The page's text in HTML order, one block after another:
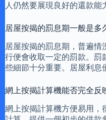
人仍然要展現良好的還款能
居屋按揭的罰息期一般是多
居屋按揭的罰息期，普遍
行便會收取一定的罰款。罰
些細節十分重要。居屋利息
網上按揭計算機能否完全反
網上按揭計算機方便易用，